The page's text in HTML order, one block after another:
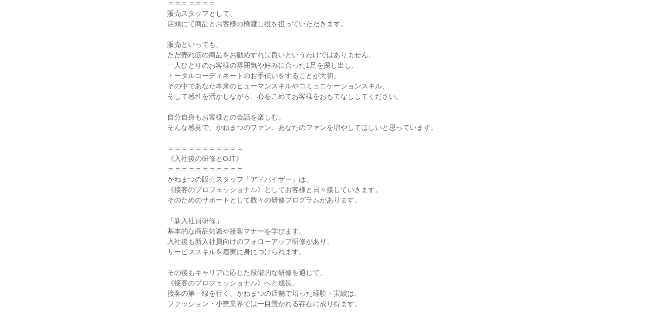
＝＝＝＝＝＝＝
販売スタッフとして、
店頭にて商品とお客様の橋渡し役を担っていただきます。
販売といっても、
ただ売れ筋の商品をお勧めすれば良いというわけではありません。
一人ひとりのお客様の雰囲気や好みに合った1足を探し出し、
トータルコーディネートのお手伝いをすることが大切。
その中であなた本来のヒューマンスキルやコミュニケーションスキル、
そして感性を活かしながら、心をこめてお客様をおもてなししてください。
自分自身もお客様との会話を楽しむ。
そんな感覚で、かねまつのファン、あなたのファンを増やしてほしいと思っています。
＝＝＝＝＝＝＝＝＝＝＝
《入社後の研修とOJT》
＝＝＝＝＝＝＝＝＝＝＝
かねまつの販売スタッフ「アドバイザー」は、
《接客のプロフェッショナル》としてお客様と日々接していきます。
そのためのサポートとして数々の研修プログラムがあります。
「新入社員研修」
基本的な商品知識や接客マナーを学びます。
入社後も新入社員向けのフォローアップ研修があり、
サービススキルを着実に身につけられます。
その後もキャリアに応じた段階的な研修を通じて、
《接客のプロフェッショナル》へと成長。
接客の第一線を行く、かねまつの店舗で培った経験・実績は、
ファッション・小売業界では一目置かれる存在に成り得ます。